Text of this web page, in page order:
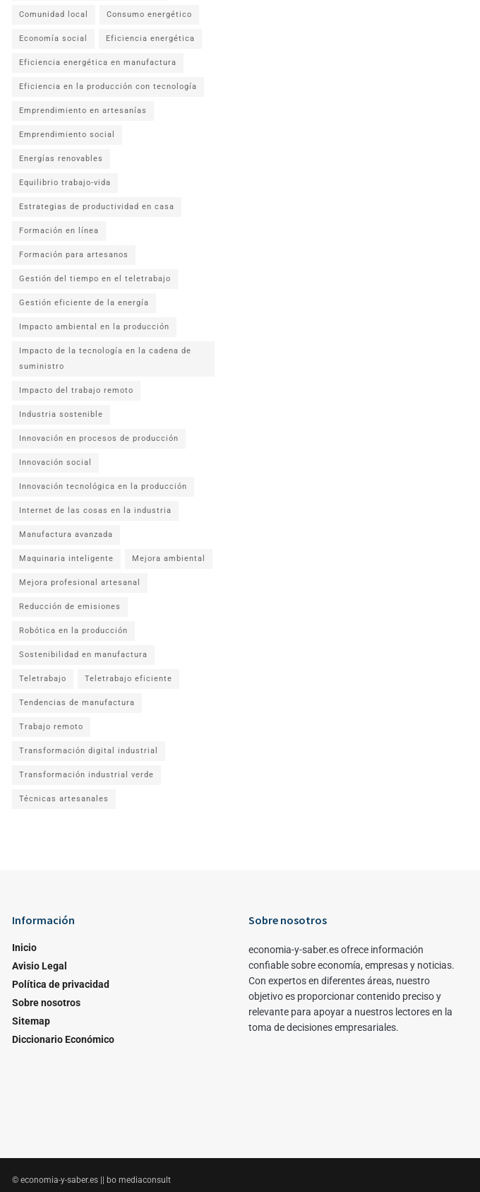
Comunidad local Consumo energético
Economía social Eficiencia energética
Eficiencia energética en manufactura
Eficiencia en la producción con tecnología
Emprendimiento en artesanías
Emprendimiento social
Energías renovables
Equilibrio trabajo-vida
Estrategias de productividad en casa
Formación en línea
Formación para artesanos
Gestión del tiempo en el teletrabajo
Gestión eficiente de la energía
Impacto ambiental en la producción
Impacto de la tecnología en la cadena de
suministro
Impacto del trabajo remoto
Industria sostenible
Innovación en procesos de producción
Innovación social
Innovación tecnológica en la producción
Internet de las cosas en la industria
Manufactura avanzada
Maquinaria inteligente Mejora ambiental
Mejora profesional artesanal
Reducción de emisiones
Robótica en la producción
Sostenibilidad en manufactura
Teletrabajo Teletrabajo eficiente
Tendencias de manufactura
Trabajo remoto
Transformación digital industrial
Transformación industrial verde
Técnicas artesanales
Información
Inicio
Avisio Legal
Política de privacidad
Sobre nosotros
Sitemap
Diccionario Económico
Sobre nosotros
economia-y-saber.es ofrece información
confiable sobre economía, empresas y noticias.
Con expertos en diferentes áreas, nuestro
objetivo es proporcionar contenido preciso y
relevante para apoyar a nuestros lectores en la
toma de decisiones empresariales.
© economia-y-saber.es || bo mediaconsult